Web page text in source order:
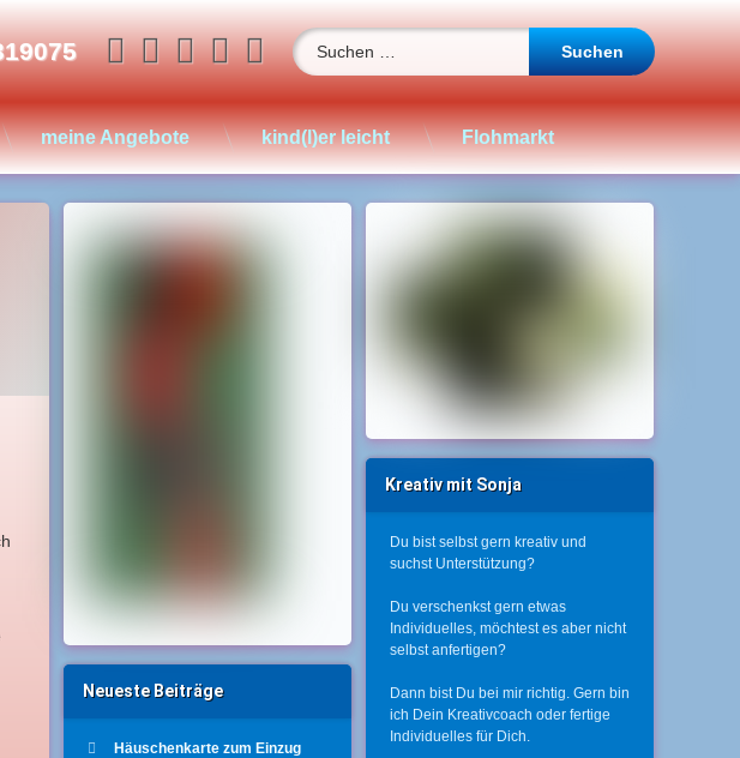
Facebook
Instagram
WhatsApp
YouTube
E-mail
Suchen nach:
meine Angebote kind(l)er leicht Flohmarkt
Neueste Beiträge
Häuschenkarte zum Einzug
Kreativ mit Sonja
Du bist selbst gern kreativ und
suchst Unterstützung?
Du verschenkst gern etwas
Individuelles, möchtest es aber nicht
selbst anfertigen?
Dann bist Du bei mir richtig. Gern bin
ich Dein Kreativcoach oder fertige
Individuelles für Dich.